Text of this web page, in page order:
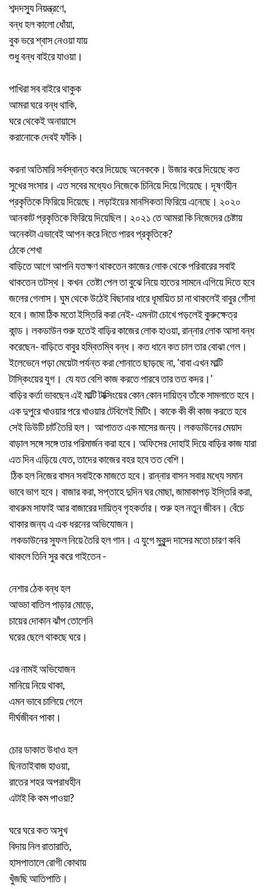
শব্দদস্যু নিয়ন্ত্রণে,
বন্ধ হল কালো ধোঁয়া,
বুক ভরে শ্বাস নেওয়া যায়
শুধু বন্ধ বাইরে যাওয়া।
পাখিরা সব বাইরে থাকুক
আমরা ঘরে বন্ধ থাকি,
ঘরে থেকেই অনায়াসে
করানোকে দেবই ফাঁকি।
করনা অতিমারি সর্বস্বান্ত করে দিয়েছে অনেককে। উজার করে দিয়েছে কত
সুখের সংসার। এত সবের মধ্যেও নিজেকে চিনিয়ে দিয়ে গিয়েছে। দূষণহীন
প্রকৃতিকে ফিরিয়ে দিয়েছে। লড়াইয়ের মানসিকতা ফিরিয়ে এনেছে। ২০২০
আনকাট প্রকৃতিকে ফিরিয়ে দিয়েছিল। ২০২১ তে আমরা কি নিজেদের চেষ্টায়
অনেকটা এভাবেই আপন করে নিতে পারব প্রকৃতিকে?
ঠেকে শেখা
বাড়িতে আগে আপনি যতক্ষণ থাকতেন কাজের লোক থেকে পরিবারের সবাই
থাকতেন তটস্থ। কখন তেষ্টা পেল তা বুঝে নিয়ে হাতের সামনে এগিয়ে দিতে হবে
জলের গেলাস। ঘুম থেকে উঠেই বিছানার ধারে ধূমায়িত চা না থাকলেই বাবুর গোঁসা
হবে। জামা ঠিক মতো ইস্তিরি করা নেই- এমনটা চোখে পড়লেই কুরুক্ষেত্র
কান্ড‌। লকডাউন শুরু হতেই বাড়ির কাজের লোক হাওয়া, রান্নার লোক আসা বন্ধ
করেছেন- বাড়িতে বাবুর হম্বিতম্বি বন্ধ। কত ধানে কত চাল তার বোঝা গেল।
ইলেভেনে পড়া মেয়েটা পর্যন্ত করা শোনাতে ছাড়ছে না, 'বাবা এখন মাল্টি
টাস্কিংয়ের যুগ। যে যত বেশি কাজ করতে পারবে তার তত কদর।'
বাড়ির কর্তা ভাবছেন এই মাল্টি টাক্সিংয়ের কোন কোন দায়িত্ব তাঁকে সামলাতে হবে।
এক দুপুরে খাওয়ার পরে খাওয়ার টেবিলেই মিটিং। কাকে কী কী কাজ করতে হবে
সেই ডিউটি চার্ট তৈরি হল। আপাতত এক মাসের জন্য। লকডাউনের মেয়াদ
বাড়াল সঙ্গে সঙ্গে তার পরিমার্জন করা হবে। অফিসের দোহাই দিয়ে বাড়ির কাজ যারা
এত দিন এড়িয়ে যেত, তাদের কাজের বহর হবে তত বেশি।
ঠিক হল নিজের বাসন সবাইকে মাজতে হবে। রান্নার বাসন সবার মধ্যে সমান
ভাবে ভাগ হবে। বাজার করা, সপ্তাহে দুদিন ঘর মোছা, জামাকাপড় ইস্তিরি করা,
বাথরুম সাফাই আর বাজারের দায়িত্ব গৃহকর্তার। শুরু হল নতুন জীবন। বেঁচে
থাকার জন্য এ এক ধরনের অভিযোজন।
লকডাউনের সুফল নিয়ে তৈরি হল গান। এ যুগে মুকুন্দ দাসের মতো চারণ কবি
থাকলে তিনি সুর করে গাইতেন -
নেশার ঠেক বন্ধ হল
আড্ডা বাতিল পাড়ার মোড়ে,
চায়ের দোকান ঝাঁপ তোলেনি
ঘরের ছেলে থাকছে ঘরে।
এর নামই অভিযোজন
মানিয়ে নিয়ে থাকা,
এমন ভাবে চালিয়ে গেলে
দীর্ঘজীবন পাকা।
চোর ডাকাত উধাও হল
ছিনতাইবাজ হাওয়া,
রাতের শহর অপরাধহীন
এটাই কি কম পাওয়া?
ঘরে ঘরে কত অসুখ
বিদায় নিল রাতারাতি,
হাসপাতালে রোগী কোথায়
খুঁজছি আতিপাতি।